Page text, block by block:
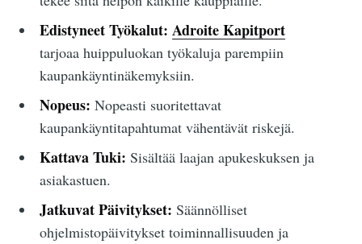
Edistyneet Työkalut: Adroite Kapitport
tarjoaa huippuluokan työkaluja parempiin
kaupankäyntinäkemyksiin.
Nopeus: Nopeasti suoritettavat
kaupankäyntitapahtumat vähentävät riskejä.
Kattava Tuki: Sisältää laajan apukeskuksen ja
asiakastuen.
Jatkuvat Päivitykset: Säännölliset
ohjelmistopäivitykset toiminnallisuuden ja